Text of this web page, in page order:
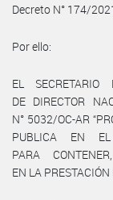
Decreto N° 174/
Por ello:
EL
DE DIRECTOR
N° 5032/OC-AR
PUBLICA EN
PARA
EN LA